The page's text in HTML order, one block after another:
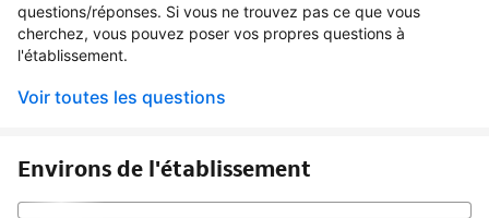
questions/réponses. Si vous ne trouvez pas ce que vous
cherchez, vous pouvez poser vos propres questions à
l'établissement.
Voir toutes les questions
Environs de l'établissement